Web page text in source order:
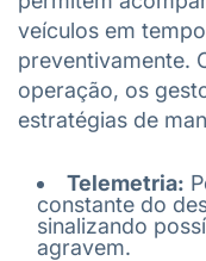
veículos em
preventivamente.
operação, os
estratégias de
Telemetria:
constante do
sinalizando
agravem.